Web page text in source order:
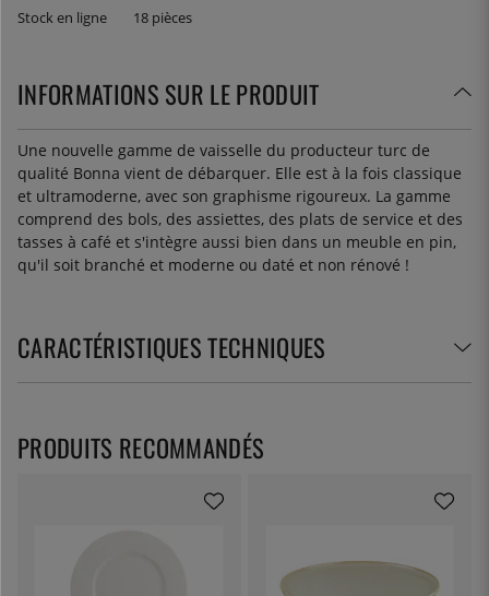
Stock en ligne 18 pièces
INFORMATIONS SUR LE PRODUIT
Une nouvelle gamme de vaisselle du producteur turc de
qualité Bonna vient de débarquer. Elle est à la fois classique
et ultramoderne, avec son graphisme rigoureux. La gamme
comprend des bols, des assiettes, des plats de service et des
tasses à café et s'intègre aussi bien dans un meuble en pin,
qu'il soit branché et moderne ou daté et non rénové !
CARACTÉRISTIQUES TECHNIQUES
PRODUITS RECOMMANDÉS